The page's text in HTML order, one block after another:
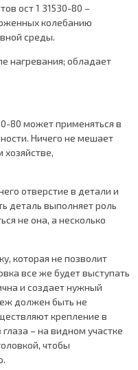
ост 1 31530-80 –
колебанию
среды.
нагревания; обладает
80 может применяться в
Ничего не мешает
хозяйстве,
отверстие в детали и
деталь выполняет роль
не она, а несколько
которая не позволит
все же будет выступать
и создает нужный
должен быть не
крепление в
– на видном участке
чтобы